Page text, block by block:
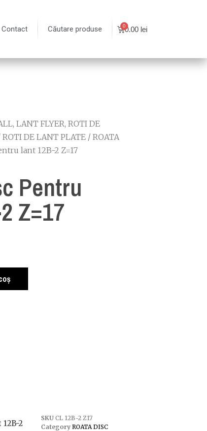
Contact Căutare produse 0.00 lei
LANT FLYER, ROTI DE
ROTI DE LANT PLATE / ROATA
lant 12B-2 Z=17
Pentru
Z=17
2
SKU CL 12B-2 Z17
Category ROATA DISC